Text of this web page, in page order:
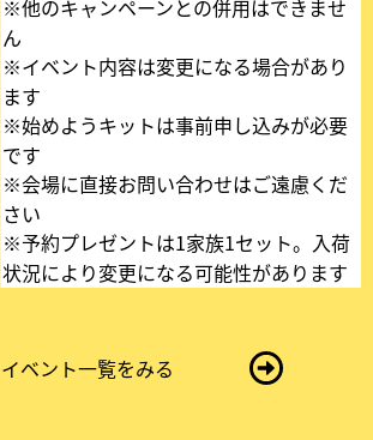
ド
ウ
で
開
き
ま
す
※他のキャンペーンとの併用はできませ
ん
※イベント内容は変更になる場合があり
ます
※始めようキットは事前申し込みが必要
です
※会場に直接お問い合わせはご遠慮くだ
さい
※予約プレゼントは1家族1セット。入荷
状況により変更になる可能性があります
イベント一覧をみる